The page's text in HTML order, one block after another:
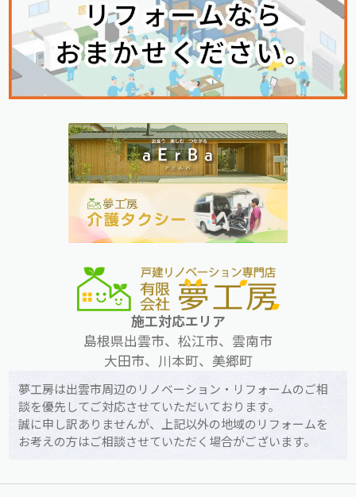
施工対応エリア
島根県出雲市、松江市、雲南市
大田市、川本町、美郷町
夢工房は出雲市周辺のリノベーション・リフォームのご相
談を優先してご対応させていただいております。
誠に申し訳ありませんが、上記以外の地域のリフォームを
お考えの方はご相談させていただく場合がございます。